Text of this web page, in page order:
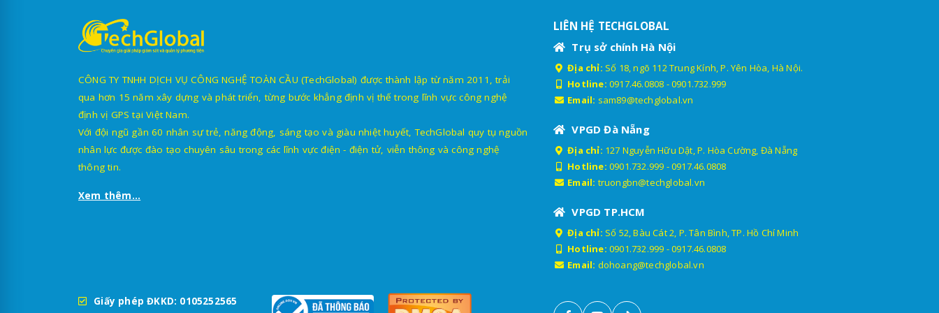
CÔNG TY TNHH DỊCH VỤ CÔNG NGHỆ TOÀN CẦU (TechGlobal) được thành lập từ năm 2011, trải
qua hơn 15 năm xây dựng và phát triển, từng bước khẳng định vị thế trong lĩnh vực công nghệ
định vị GPS tại Việt Nam.
Với đội ngũ gần 60 nhân sự trẻ, năng động, sáng tạo và giàu nhiệt huyết, TechGlobal quy tụ nguồn
nhân lực được đào tạo chuyên sâu trong các lĩnh vực điện - điện tử, viễn thông và công nghệ
thông tin.
Xem thêm...
Giấy phép ĐKKD: 0105252565
LIÊN HỆ TECHGLOBAL
Trụ sở chính Hà Nội
Địa chỉ: Số 18, ngõ 112 Trung Kính, P. Yên Hòa, Hà Nội.
Hotline: 0917.46.0808 -0901.732.999
Email: sam89@techglobal.vn
VPGD Đà Nẵng
Địa chỉ: 127 Nguyễn Hữu Dật, P. Hòa Cường, Đà Nẵng
Hotline: 0901.732.999 -0917.46.0808
Email: truongbn@techglobal.vn
VPGD TP.HCM
Địa chỉ: Số 52, Bàu Cát 2, P. Tân Bình, TP. Hồ Chí Minh
Hotline: 0901.732.999 -0917.46.0808
Email: dohoang@techglobal.vn